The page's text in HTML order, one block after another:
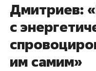
Дмитриев:
с
им самим»